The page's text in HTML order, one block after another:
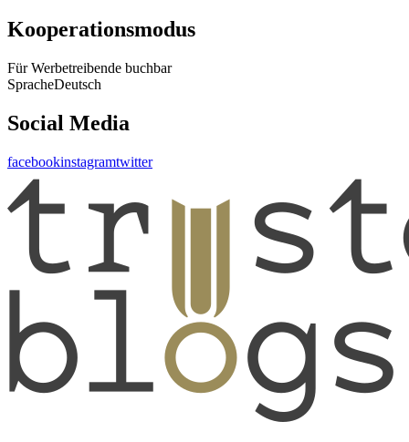
Kooperationsmodus
Für Werbetreibende buchbar
SpracheDeutsch
Social Media
facebookinstagramtwitter